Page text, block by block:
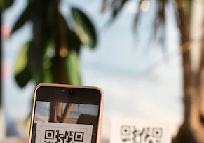
Продукция
Spaces
ИИ-помощник
Генератор
изображений ИИ
Генератор видео
Начать
Документация по
Служба
поддержки